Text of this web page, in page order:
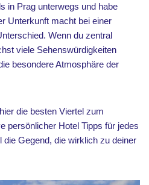
in Prag unterwegs und habe
Unterkunft macht bei einer
Wenn du zentral
viele Sehenswürdigkeiten
besondere Atmosphäre der
die besten Viertel zum
persönlicher Hotel Tipps für jedes
die Gegend, die wirklich zu deiner